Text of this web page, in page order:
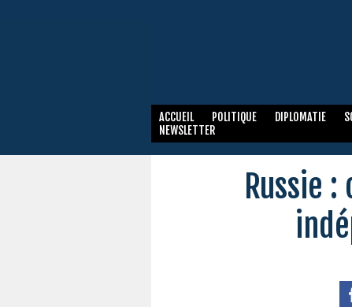
ACCUEIL POLITIQUE DIPLOMATIE
NEWSLETTER
Russie